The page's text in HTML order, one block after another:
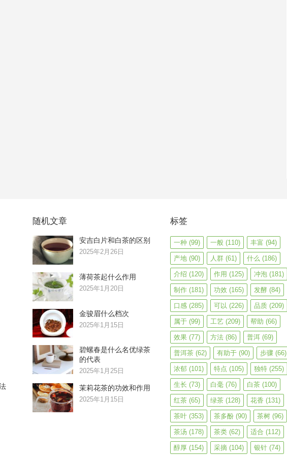
随机文章
安吉白片和白茶的区别
2025年2月26日
薄荷茶起什么作用
2025年1月20日
金骏眉什么档次
2025年1月15日
碧螺春是什么名优绿茶
的代表
2025年1月25日
茉莉花茶的功效和作用
2025年1月15日
标签
一种(99) 一般 (110) 丰富 (94)
产地(90) 人群(61) 什么 (186)
介绍 (120) 作用 (125) 冲泡(181)
制作(181) 功效 (165) 发酵(84)
口感(285) 可以 (226) 品质(209)
属于(99) 工艺(209) 帮助 (66)
效果(77) 方法(86) 普洱(69)
普洱茶(62) 有助于(90) 步骤(66)
浓郁(101) 特点 (105) 独特(255)
生长 (73) 白毫(76) 白茶(100)
红茶(65) 绿茶(128) 花香 (131)
茶叶(353) 茶多酚(90) 茶树(96)
茶汤 (178) 茶类(62) 适合 (112)
醇厚(154) 采摘(104) 银针(74)